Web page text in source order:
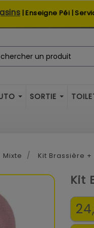
| Enseigne Péi |
SORTIE
Mixte Kit Brassière
Kit